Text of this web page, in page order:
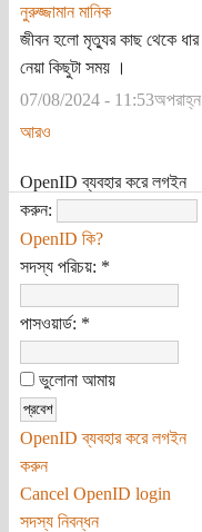
নুরুজ্জামান মানিক
জীবন হলো মৃত্যুর কাছ থেকে ধার
নেয়া কিছুটা সময় ।
07/08/2024 - 11:53অপরাহ্ন
আরও
OpenID ব্যবহার করে লগইন
করুন:
OpenID কি?
সদস্য পরিচয়: *
পাসওয়ার্ড: *
ভুলোনা আমায়
OpenID ব্যবহার করে লগইন
করুন
Cancel OpenID login
সদস্য নিবন্ধন